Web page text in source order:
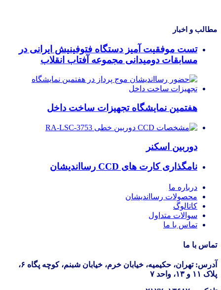
مطالب و اخبار
تست موفقیت آمیز دستگاه فتوفینیش ایرانی در
مسابقات دومیدانی مجموعه آفتاب انقلاب
هفتمین نمایشگاه تجهیزات ساخت داخل
دوربین اسکنر
نامگذاری کارت های CCD رسااندیشان
درباره ما
محصولات رسااندیشان
کاتالوگ
سوالات متداول
تماس با ما
تماس با ما
آدرس: تهران، حکیمیه، خیابان خرم، خیابان شبنم، کوچه پگاه ۶،
پلاک ۱۱ و ۱۳، واحد ۷